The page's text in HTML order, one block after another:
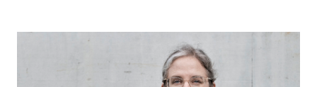
in obiettivi complessi a lungo termine. A giugno
2021 il Consiglio federale ha adottato la
Strategia per uno sviluppo sostenibile 2030 e il